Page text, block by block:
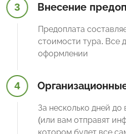
3 Внесение
Предоплата
стоимости тура. Все
оформлении
4
За несколько дней до
(или вам отправят
котором будет все